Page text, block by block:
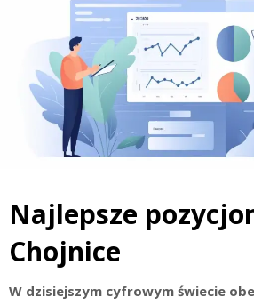
Najlepsze
Chojnice
W dzisiejszym cyfrowym świecie